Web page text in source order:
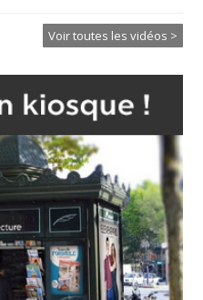
Voir toutes les vidéos >